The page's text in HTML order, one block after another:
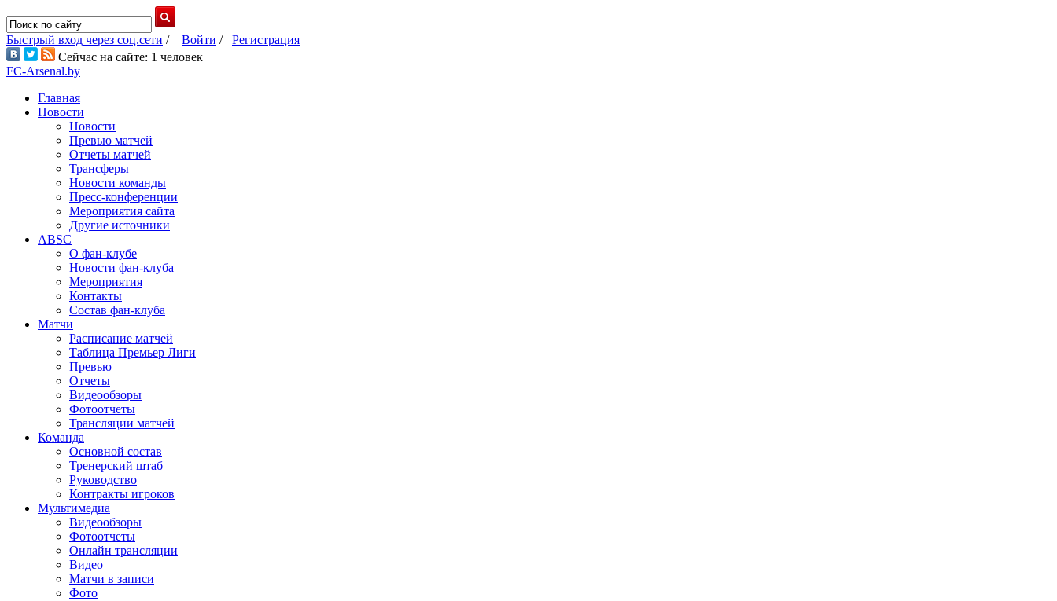
Быстрый вход через соц.сети / Войти / Регистрация
Сейчас на сайте: 1 человек
FC-Arsenal.by
Главная
Новости
Новости
Превью матчей
Отчеты матчей
Трансферы
Новости команды
Пресс-конференции
Мероприятия сайта
Другие источники
ABSC
О фан-клубе
Новости фан-клуба
Мероприятия
Контакты
Состав фан-клуба
Матчи
Расписание матчей
Таблица Премьер Лиги
Превью
Отчеты
Видеообзоры
Фотоотчеты
Трансляции матчей
Команда
Основной состав
Тренерский штаб
Руководство
Контракты игроков
Мультимедиа
Видеообзоры
Фотоотчеты
Онлайн трансляции
Видео
Матчи в записи
Фото